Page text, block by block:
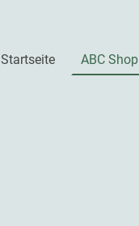
Startseite ABC Shop